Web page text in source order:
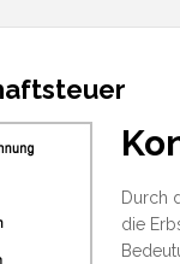
Durch
die